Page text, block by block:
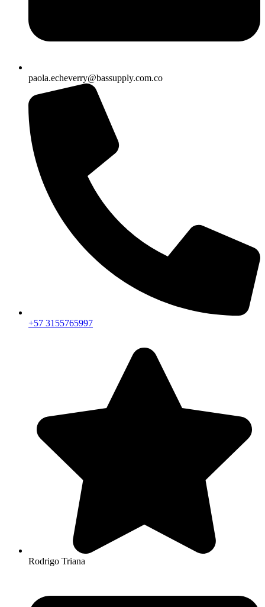
paola.echeverry@bassupply.com.co
+57 3155765997
Rodrigo Triana